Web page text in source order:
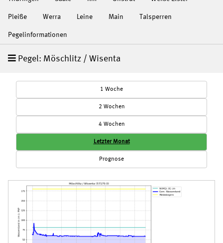
Pleiße Werra Leine Main Talsperren
Pegelinformationen
Pegel: Möschlitz / Wisenta
1 Woche
2 Wochen
4 Wochen
Letzter Monat
Prognose